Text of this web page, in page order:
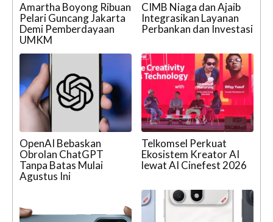
Amartha Boyong Ribuan
Pelari Guncang Jakarta
Demi Pemberdayaan
UMKM
CIMB Niaga dan Ajaib
Integrasikan Layanan
Perbankan dan Investasi
OpenAI Bebaskan
Obrolan ChatGPT
Tanpa Batas Mulai
Agustus Ini
Telkomsel Perkuat
Ekosistem Kreator AI
lewat AI Cinefest 2026